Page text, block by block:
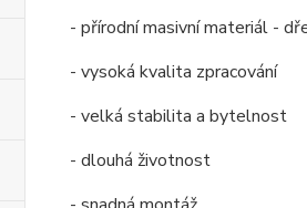
- přírodní masivní materiál -
- vysoká kvalita zpracování
- velká stabilita a bytelnost
- dlouhá životnost